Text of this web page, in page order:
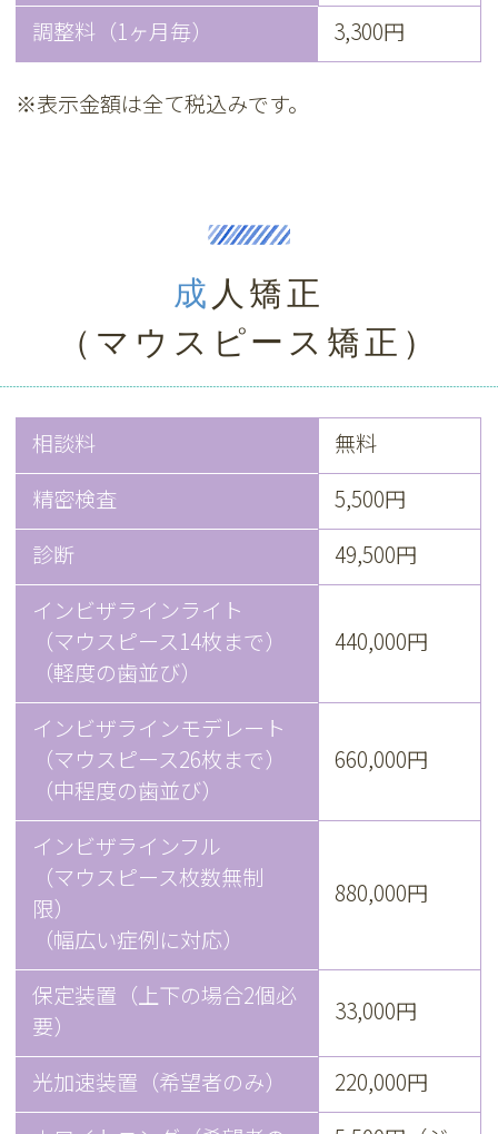
調整料（1ヶ月毎）
3,300円
※表示金額は全て税込みです。
成人矯正
（マウスピース矯正）
相談料
無料
精密検査
5,500円
診断
49,500円
インビザラインライト
（マウスピース14枚まで）
（軽度の歯並び）
440,000円
インビザラインモデレート
（マウスピース26枚まで）
（中程度の歯並び）
660,000円
インビザラインフル
（マウスピース枚数無制
限）
（幅広い症例に対応）
880,000円
保定装置（上下の場合2個必
要）
33,000円
光加速装置（希望者のみ）
220,000円